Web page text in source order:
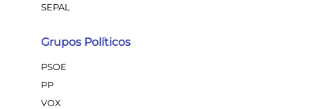
SEPAL
Grupos Políticos
PSOE
PP
VOX